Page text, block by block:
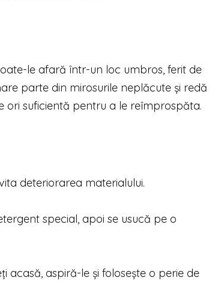
le afară într-un loc umbros, ferit de
parte din mirosurile neplăcute și redă
ori suficientă pentru a le reîmprospăta.
deteriorarea materialului.
special, apoi se usucă pe o
acasă, aspiră-le și folosește o perie de